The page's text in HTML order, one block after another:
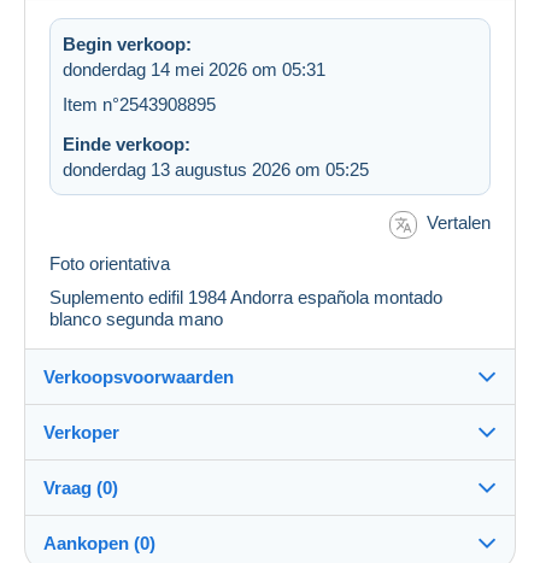
Begin verkoop:
donderdag 14 mei 2026 om 05:31
Item n°2543908895
Einde verkoop:
donderdag 13 augustus 2026 om 05:25
Vertalen
Foto orientativa
Suplemento edifil 1984 Andorra española montado
blanco segunda mano
Verkoopsvoorwaarden
Details van de verkoopvoorwaarden
Verzending voor betaling binnen 14 dagen
Verkoper
metrorapid100%(4942x)
Vraag (0)
Aankopen (0)